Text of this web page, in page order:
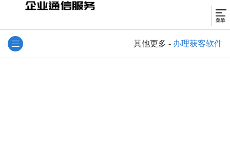
其他更多 - 办理获客软件